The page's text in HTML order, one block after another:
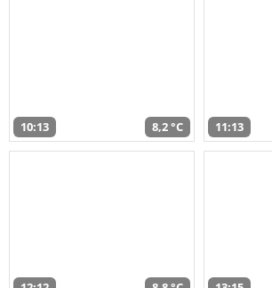
10:13 8,2 °C 11:13